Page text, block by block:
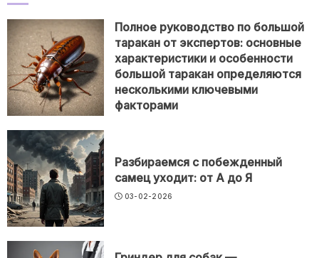
Полное руководство по большой
таракан от экспертов: основные
характеристики и особенности
большой таракан определяются
несколькими ключевыми
факторами
Разбираемся с побежденный
самец уходит: от А до Я
03-02-2026